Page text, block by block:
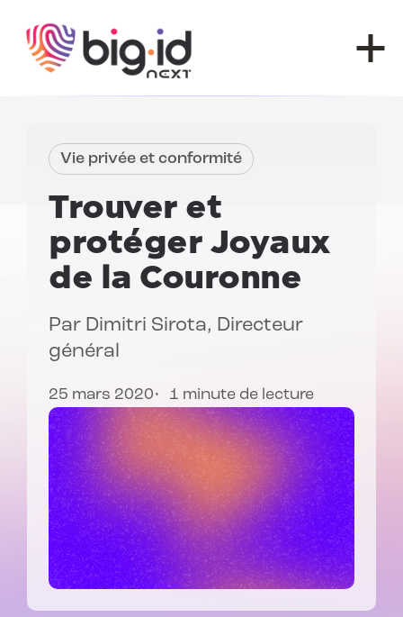
Vie privée et conformité
Trouver et
protéger Joyaux
de la Couronne
Par Dimitri Sirota, Directeur
général
25 mars 2020 1 minute de lecture